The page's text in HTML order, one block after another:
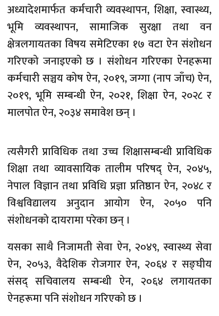
अध्यादेशमार्फत कर्मचारी व्यवस्थापन, शिक्षा, स्वास्थ्य,
भूमि व्यवस्थापन, सामाजिक सुरक्षा तथा वन
क्षेत्रलगायतका विषय समेटिएका १७ वटा ऐन संशोधन
गरिएको जनाइएको छ । संशोधन गरिएका ऐनहरूमा
कर्मचारी सञ्चय कोष ऐन, २०१९, जग्गा (नाप जाँच) ऐन,
२०१९, भूमि सम्बन्धी ऐन, २०२१, शिक्षा ऐन, २०२८ र
मालपोत ऐन, २०३४ समावेश छन् ।
त्यसैगरी प्राविधिक तथा उच्च शिक्षासम्बन्धी प्राविधिक
शिक्षा तथा व्यावसायिक तालीम परिषद् ऐन, २०४५,
नेपाल विज्ञान तथा प्रविधि प्रज्ञा प्रतिष्ठान ऐन, २०४८ र
विश्वविद्यालय अनुदान आयोग ऐन, २०५० पनि
संशोधनको दायरामा परेका छन् ।
यसका साथै निजामती सेवा ऐन, २०४९, स्वास्थ्य सेवा
ऐन, २०५३, वैदेशिक रोजगार ऐन, २०६४ र सङ्घीय
संसद् सचिवालय सम्बन्धी ऐन, २०६४ लगायतका
ऐनहरूमा पनि संशोधन गरिएको छ ।